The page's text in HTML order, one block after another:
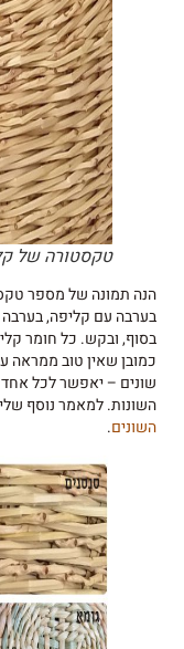
טקסטורה של
הנה תמונה של מספר
בערבה עם קליפה, בערבה
בסוף, ובקש. כל חומר
כמובן שאין טוב ממראה
שונים – יאפשר לכל אחד
השונות. למאמר נוסף
השונים.